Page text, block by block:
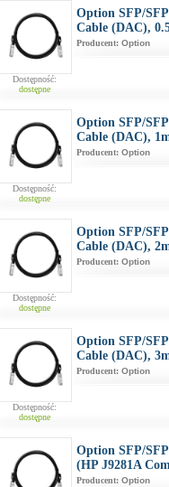
Dostępność:
dostępne
Option SFP/
Cable (DAC),
Producent: Option
Dostępność:
dostępne
Option SFP/
Cable (DAC),
Producent: Option
Dostępność:
dostępne
Option SFP/
Cable (DAC),
Producent: Option
Dostępność:
dostępne
Option SFP/
Cable (DAC),
Producent: Option
Option SFP/
(HP J9281A
Producent: Option